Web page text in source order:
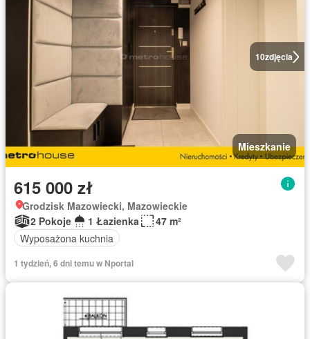
10zdjęcia
Mieszkanie
615 000 zł
Grodzisk Mazowiecki, Mazowieckie
2 Pokoje
1 Łazienka
47 m²
Wyposażona kuchnia
1 tydzień, 6 dni temu w Nportal